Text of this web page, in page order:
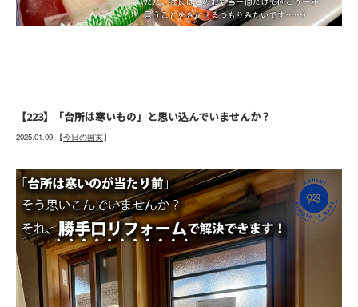
【223】「台所は寒いもの」と思い込んでいませんか？
2025.01.09 【今日の国実】